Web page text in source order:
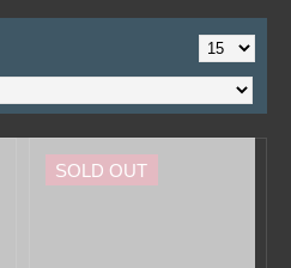
SOLD OUT